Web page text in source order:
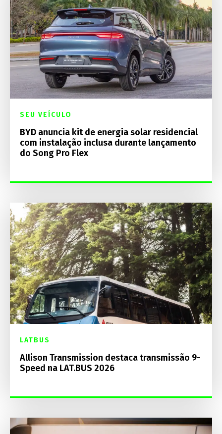
SEU VEÍCULO
BYD anuncia kit de energia solar residencial
com instalação inclusa durante lançamento
do Song Pro Flex
LATBUS
Allison Transmission destaca transmissão 9-
Speed na LAT.BUS 2026